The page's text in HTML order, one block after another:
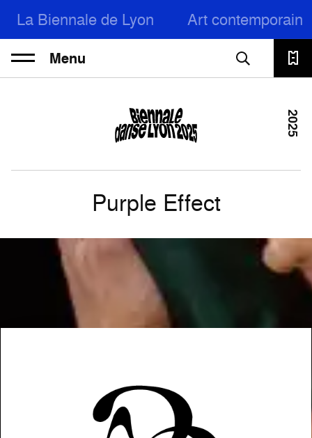
La Biennale de Lyon Art contemporain
Menu
Purple Effect
2025